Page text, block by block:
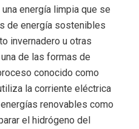
energía limpia que se
de energía sostenibles
invernadero u otras
de las formas de
conocido como
la corriente eléctrica
renovables como
el hidrógeno del